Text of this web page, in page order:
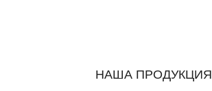
НАША ПРОДУКЦИЯ